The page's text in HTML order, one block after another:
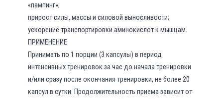
«пампинг»;
прирост силы, массы и силовой выносливости;
ускорение транспортировки аминокислот к мышцам.
ПРИМЕНЕНИЕ
Принимать по 1 порции (3 капсулы) в период
интенсивных тренировок за час до начала тренировки
и/или сразу после окончания тренировки, не более 20
капсул в сутки. Продолжительность приема зависит от